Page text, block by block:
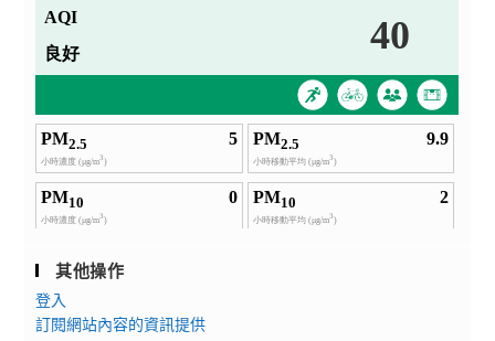
其他操作
登入
訂閱網站內容的資訊提供